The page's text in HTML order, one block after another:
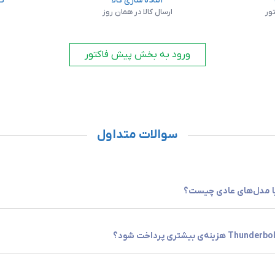
ارسال کالا در همان روز
ورود به بخش پیش فاکتور
سوالات متداول